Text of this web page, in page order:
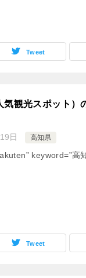
Tweet
気観光スポット
日 高知県
keyword=”高
Tweet